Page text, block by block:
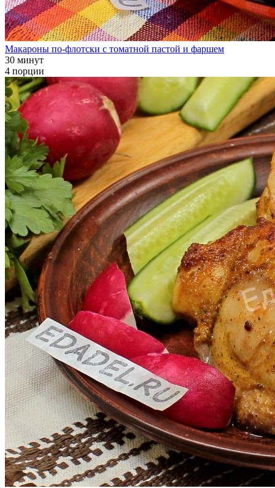
Макароны по-флотски с томатной пастой и фаршем
30 минут
4 порции